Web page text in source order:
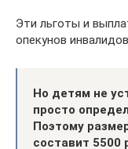
Эти льготы и
опекунов
Но детям не
просто
Поэтому
составит 5500